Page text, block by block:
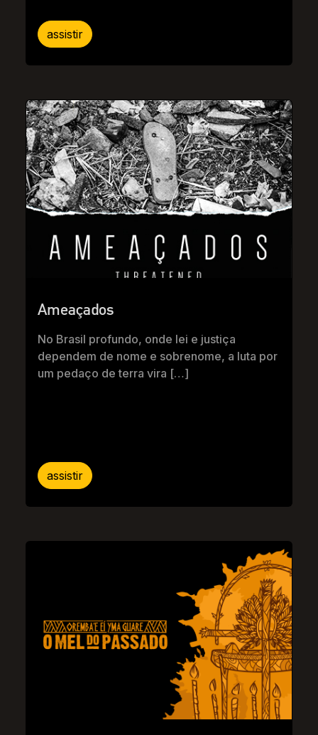
assistir
Ameaçados
No Brasil profundo, onde lei e justiça
dependem de nome e sobrenome, a luta por
um pedaço de terra vira […]
assistir